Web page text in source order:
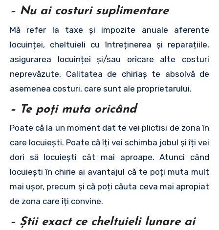
– Nu ai costuri suplimentare
Mă refer la taxe și impozite anuale aferente
locuinței, cheltuieli cu întreținerea și reparațiile,
asigurarea locuinței și/sau oricare alte costuri
neprevăzute. Calitatea de chiriaș te absolvă de
asemenea costuri, care sunt ale proprietarului.
– Te poți muta oricând
Poate că la un moment dat te vei plictisi de zona în
care locuiești. Poate că îți vei schimba jobul și îți vei
dori să locuiești cât mai aproape. Atunci când
locuiești în chirie ai avantajul că te poți muta mult
mai ușor, precum și că poți căuta ceva mai apropiat
de zona care îți convine.
– Știi exact ce cheltuieli lunare ai